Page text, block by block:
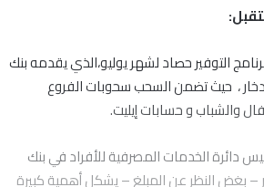
برنامج التوفير حصاد لشهر يوليو،الذي يقدمه بنك
، حيث تضمن السحب سحوبات الفروع
والشباب و حسابات إيليت.
دائرة الخدمات المصرفية للأفراد في بنك
– بغض النظر عن المبلغ – يشكل أهمية كبيرة